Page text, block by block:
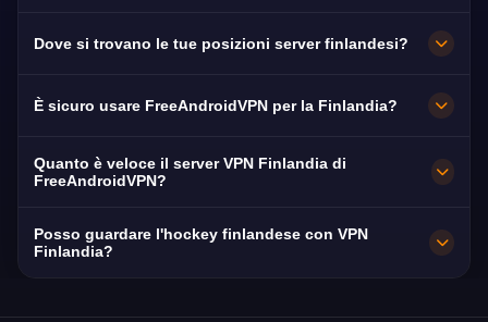
streaming di Yle e MTV3 con eccellente qualità
Dove si trovano le tue posizioni server finlandesi?
velocità in Finlandia a Helsinki, Tampere, Turku.
10Gbps per velocità massima e bassa latenza.
È sicuro usare FreeAndroidVPN per la Finlandia?
Assolutamente. Crittografia AES-256 e politica
no-logs. La Finlandia è tra i migliori paesi per
Quanto è veloce il server VPN Finlandia di
FreeAndroidVPN?
è 150 Mbps con eccellente infrastruttura
Posso guardare l'hockey finlandese con VPN
Finlandia?